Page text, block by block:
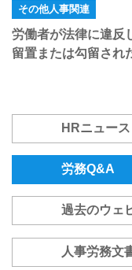
その他人事関連
労働者が法律に違反
留置または勾留され
HRニュース
労務Q&A
過去のウェ
人事労務文